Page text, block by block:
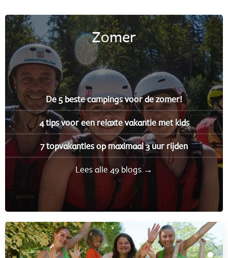
Zomer
De 5 beste campings voor de zomer!
4 tips voor een relaxte vakantie met kids
7 topvakanties op maximaal 3 uur rijden
Lees alle 49 blogs →